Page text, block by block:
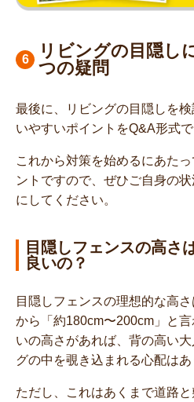
リビングの目隠し
つの疑問
最後に、リビングの目隠しを
いやすいポイントをQ&A形式で
これから対策を始めるにあた
ントですので、ぜひご自身の
にしてください。
目隠しフェンスの高さ
良いの？
目隠しフェンスの理想的な高
から「約180cm〜200cm」と
いの高さがあれば、背の高い
グの中を覗き込まれる心配はあ
ただし、これはあくまで道路